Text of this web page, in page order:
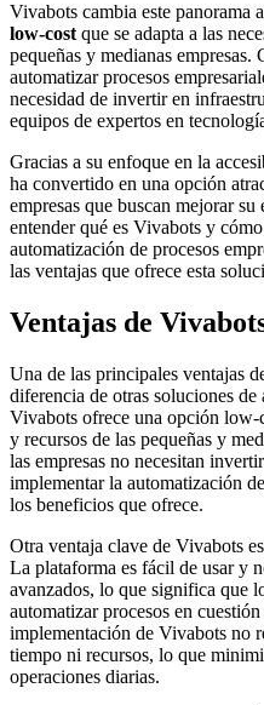
Vivabots cambia este panorama
low-cost que se adapta a las
pequeñas y medianas empresas.
automatizar procesos
necesidad de invertir en
equipos de expertos en
Gracias a su enfoque en la
ha convertido en una opción
empresas que buscan mejorar
entender qué es Vivabots y
automatización de procesos
las ventajas que ofrece esta
Ventajas de
Una de las principales ventajas
diferencia de otras soluciones
Vivabots ofrece una opción low-
y recursos de las pequeñas y
las empresas no necesitan
implementar la automatización
los beneficios que ofrece.
Otra ventaja clave de Vivabots
La plataforma es fácil de usar y
avanzados, lo que significa que
automatizar procesos en
implementación de Vivabots no
tiempo ni recursos, lo que
operaciones diarias.